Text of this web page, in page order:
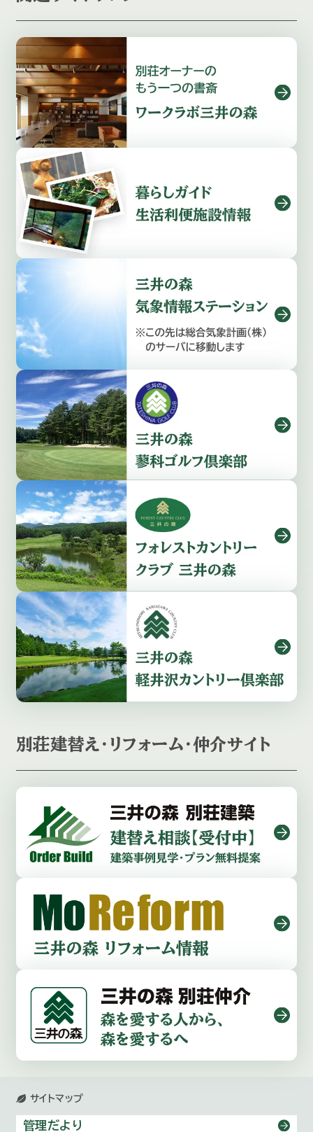
別荘建替え・リフォーム・仲介サイト
サイトマップ
管理だより